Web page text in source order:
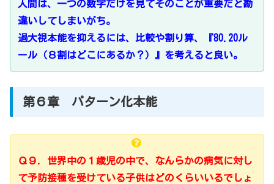
人間は、一つの数字だけを見てそのことが重要だと勘
違いしてしまいがち。
過大視本能を抑えるには、比較や割り算、『80.20ル
ール（８割はどこにあるか？）』を考えると良い。
第６章 パターン化本能
Ｑ９．世界中の１歳児の中で、なんらかの病気に対し
て予防接種を受けている子供はどのくらいいるでしょ